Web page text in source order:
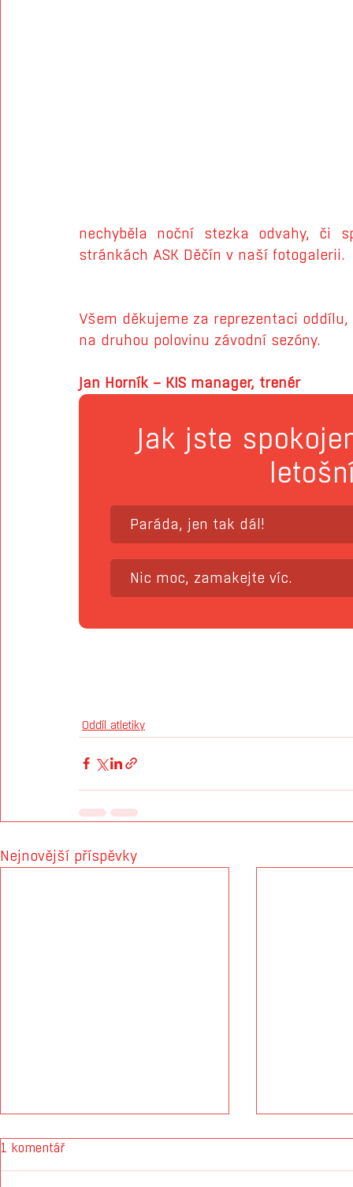
nechyběla noční stezka odvahy, či
stránkách ASK Děčín v naší fotogalerii.
Všem děkujeme za reprezentaci
na druhou polovinu závodní sezóny.
Jan Horník – KIS manager, trenér
Jak jste
Paráda, jen tak dál!
Nic moc, zamakejte víc.
Oddíl atletiky
Nejnovější příspěvky
1 komentář